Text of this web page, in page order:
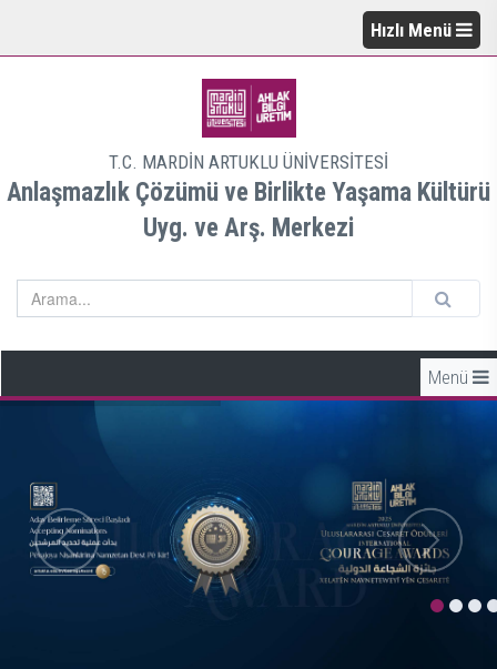
Hızlı Menü
T.C. MARDİN ARTUKLU ÜNİVERSİTESİ
Anlaşmazlık Çözümü ve Birlikte Yaşama Kültürü
Uyg. ve Arş. Merkezi
Menü